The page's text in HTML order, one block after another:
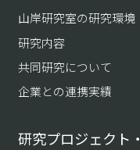
山岸研究室の研究環境
研究内容
共同研究について
企業との連携実績
研究プロジェクト・